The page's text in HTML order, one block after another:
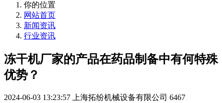
你的位置
网站首页
新闻资讯
行业资讯
冻干机厂家的产品在药品制备中有何特殊
优势？
2024-06-03 13:23:57 上海拓纷机械设备有限公司 6467